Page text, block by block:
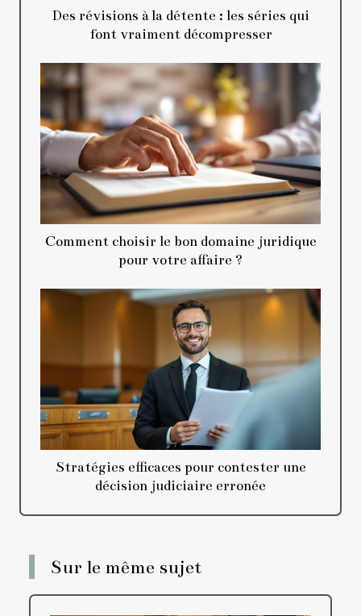
Des révisions à la détente : les séries qui
font vraiment décompresser
Comment choisir le bon domaine juridique
pour votre affaire ?
Stratégies efficaces pour contester une
décision judiciaire erronée
Sur le même sujet